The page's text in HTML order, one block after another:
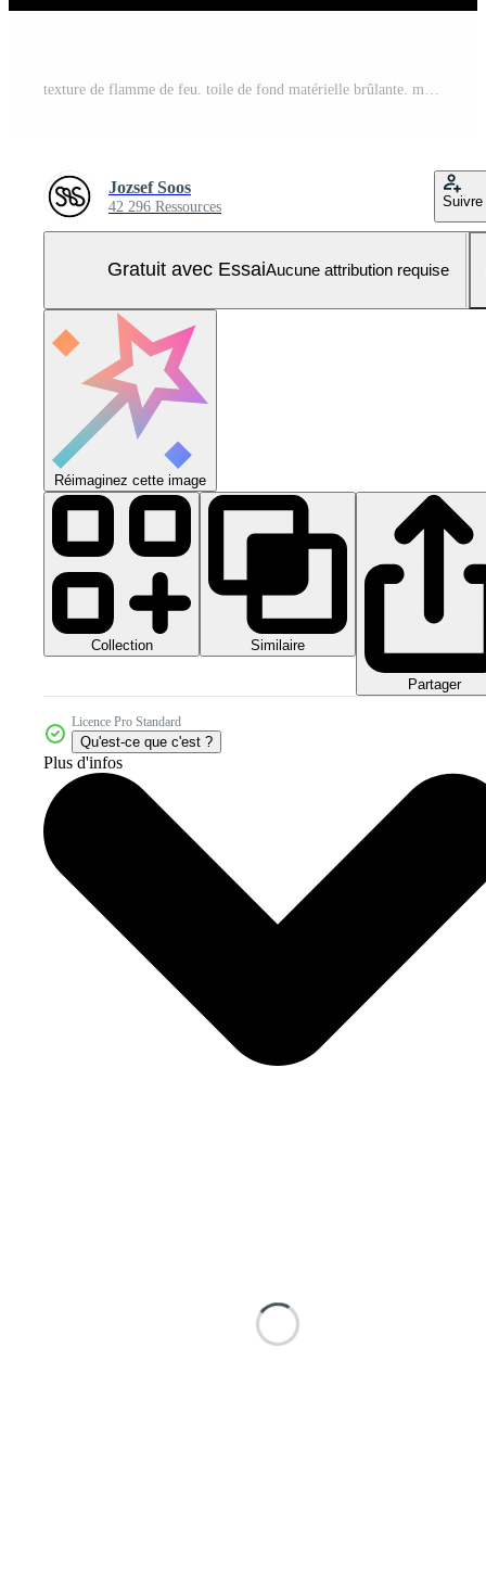
Jozsef Soos
42 296 Ressources Suivre
Gratuit avec EssaiAucune attribution requise
Réimaginez cette image
Collection Similaire
Partager
Licence Pro Standard
Qu'est-ce que c'est ?
Plus d'infos